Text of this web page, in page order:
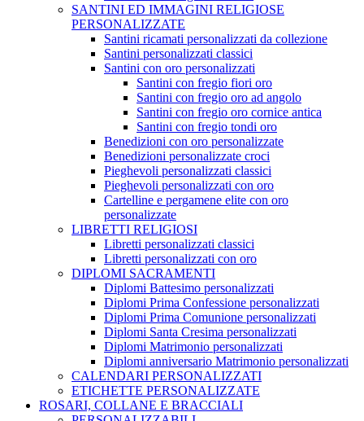
SANTINI ED IMMAGINI RELIGIOSE
PERSONALIZZATE
Santini ricamati personalizzati da collezione
Santini personalizzati classici
Santini con oro personalizzati
Santini con fregio fiori oro
Santini con fregio oro ad angolo
Santini con fregio oro cornice antica
Santini con fregio tondi oro
Benedizioni con oro personalizzate
Benedizioni personalizzate croci
Pieghevoli personalizzati classici
Pieghevoli personalizzati con oro
Cartelline e pergamene elite con oro
personalizzate
LIBRETTI RELIGIOSI
Libretti personalizzati classici
Libretti personalizzati con oro
DIPLOMI SACRAMENTI
Diplomi Battesimo personalizzati
Diplomi Prima Confessione personalizzati
Diplomi Prima Comunione personalizzati
Diplomi Santa Cresima personalizzati
Diplomi Matrimonio personalizzati
Diplomi anniversario Matrimonio personalizzati
CALENDARI PERSONALIZZATI
ETICHETTE PERSONALIZZATE
ROSARI, COLLANE E BRACCIALI